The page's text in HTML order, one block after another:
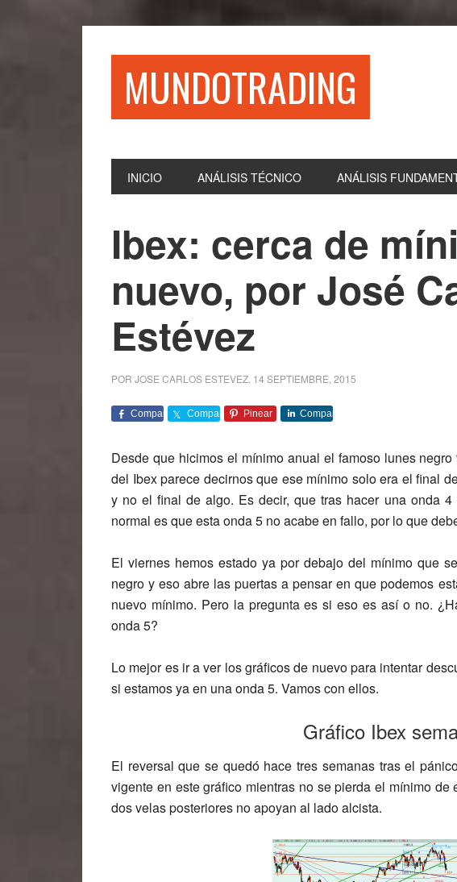
MUNDOTRADING
INICIO ANÁLISIS TÉCNICO ANÁLISIS
Ibex: cerca de
nuevo, por José
Estévez
POR JOSE CARLOS ESTEVEZ 14 SEPTIEMBRE, 2015
Comparte Comparte Pinear Comparte
Desde que hicimos el mínimo anual el famoso lunes
del Ibex parece decirnos que ese mínimo solo era el final
y no el final de algo. Es decir, que tras hacer una onda
normal es que esta onda 5 no acabe en fallo, por lo que
El viernes hemos estado ya por debajo del mínimo que
negro y eso abre las puertas a pensar en que podemos
nuevo mínimo. Pero la pregunta es si eso es así o no.
onda 5?
Lo mejor es ir a ver los gráficos de nuevo para intentar
si estamos ya en una onda 5. Vamos con ellos.
Gráfico Ibex
El reversal que se quedó hace tres semanas tras el
vigente en este gráfico mientras no se pierda el mínimo
dos velas posteriores no apoyan al lado alcista.